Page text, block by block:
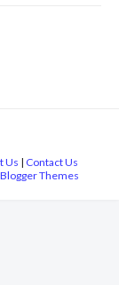
Us | Contact Us
Blogger Themes